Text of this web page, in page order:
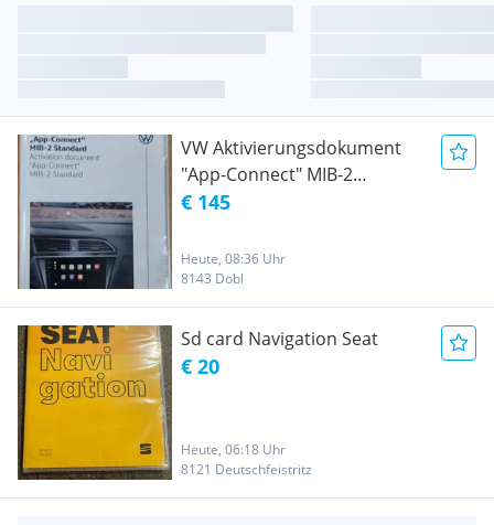
VW Aktivierungsdokument
"App-Connect" MIB-2
Standard
€ 145
Heute, 08:36 Uhr
8143 Dobl
Sd card Navigation Seat
€ 20
Heute, 06:18 Uhr
8121 Deutschfeistritz